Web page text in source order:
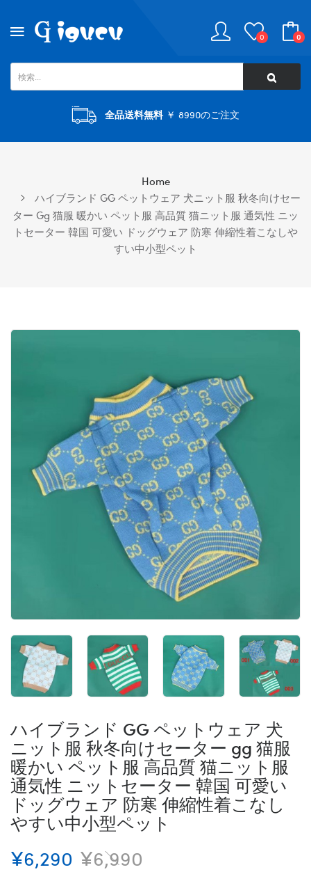
0 0
全品送料無料￥ 8990のご注文
Home
ハイブランド GG ペットウェア 犬ニット服 秋冬向けセー
ター Gg 猫服 暖かい ペット服 高品質 猫ニット服 通気性 ニッ
トセーター 韓国 可愛い ドッグウェア 防寒 伸縮性着こなしや
すい中小型ペット
ハイブランド GG ペットウェア 犬
ニット服 秋冬向けセーター gg 猫服
暖かい ペット服 高品質 猫ニット服
通気性 ニットセーター 韓国 可愛い
ドッグウェア 防寒 伸縮性着こなし
やすい中小型ペット
¥6,290 ¥6,990